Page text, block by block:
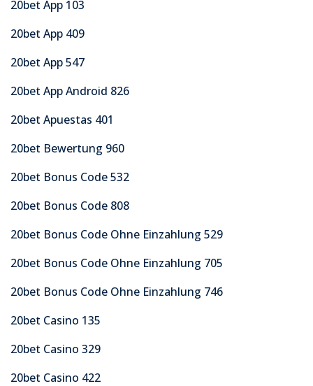
20bet App 103
20bet App 409
20bet App 547
20bet App Android 826
20bet Apuestas 401
20bet Bewertung 960
20bet Bonus Code 532
20bet Bonus Code 808
20bet Bonus Code Ohne Einzahlung 529
20bet Bonus Code Ohne Einzahlung 705
20bet Bonus Code Ohne Einzahlung 746
20bet Casino 135
20bet Casino 329
20bet Casino 422